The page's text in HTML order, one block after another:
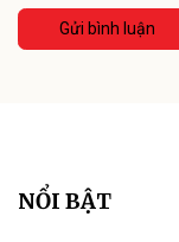
Gửi bình luận
ích người bệnh